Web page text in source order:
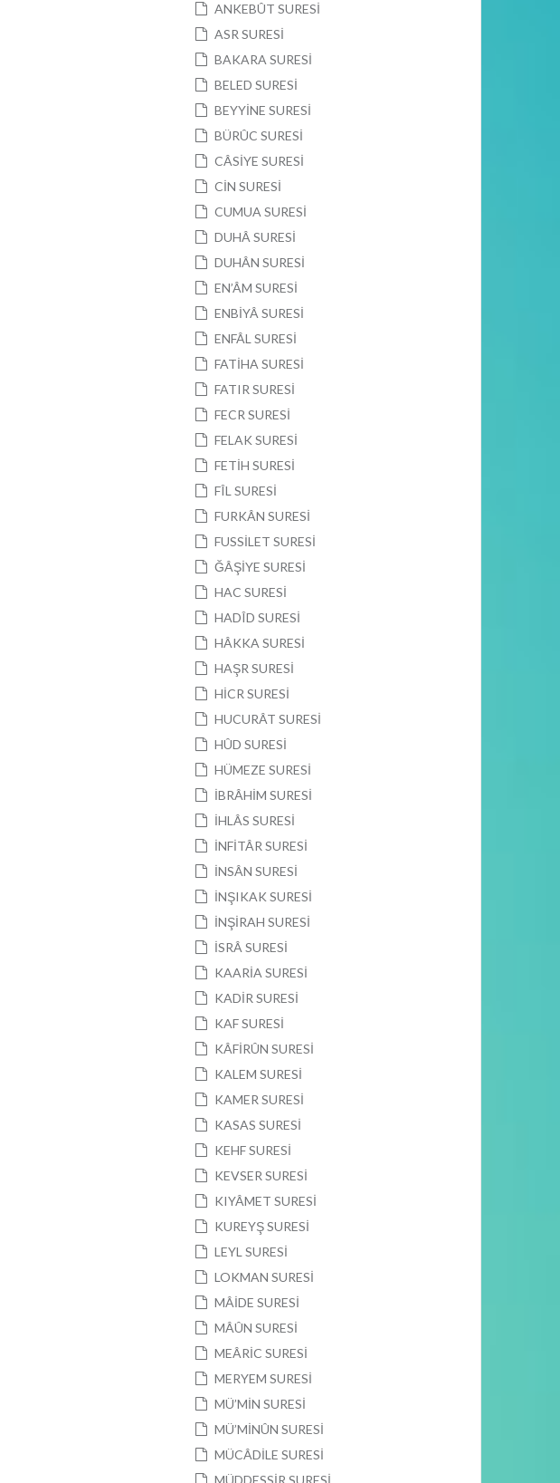
ANKEBÛT SURESİ
ASR SURESİ
BAKARA SURESİ
BELED SURESİ
BEYYİNE SURESİ
BÜRÛC SURESİ
CÂSİYE SURESİ
CİN SURESİ
CUMUA SURESİ
DUHÂ SURESİ
DUHÂN SURESİ
EN’ÂM SURESİ
ENBİYÂ SURESİ
ENFÂL SURESİ
FATİHA SURESİ
FATIR SURESİ
FECR SURESİ
FELAK SURESİ
FETİH SURESİ
FÎL SURESİ
FURKÂN SURESİ
FUSSİLET SURESİ
ĞÂŞİYE SURESİ
HAC SURESİ
HADÎD SURESİ
HÂKKA SURESİ
HAŞR SURESİ
HİCR SURESİ
HUCURÂT SURESİ
HÛD SURESİ
HÜMEZE SURESİ
İBRÂHİM SURESİ
İHLÂS SURESİ
İNFİTÂR SURESİ
İNSÂN SURESİ
İNŞIKAK SURESİ
İNŞİRAH SURESİ
İSRÂ SURESİ
KAARİA SURESİ
KADİR SURESİ
KAF SURESİ
KÂFİRÛN SURESİ
KALEM SURESİ
KAMER SURESİ
KASAS SURESİ
KEHF SURESİ
KEVSER SURESİ
KIYÂMET SURESİ
KUREYŞ SURESİ
LEYL SURESİ
LOKMAN SURESİ
MÂİDE SURESİ
MÂÛN SURESİ
MEÂRİC SURESİ
MERYEM SURESİ
MÜ’MİN SURESİ
MÜ’MİNÛN SURESİ
MÜCÂDİLE SURESİ
MÜDDESSİR SURESİ